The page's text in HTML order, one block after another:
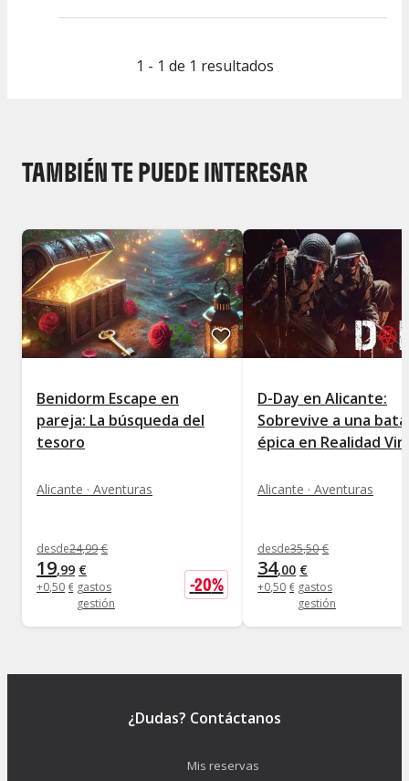
1 - 1 de 1 resultados
TAMBIÉN TE PUEDE INTERESAR
Benidorm Escape en
pareja: La búsqueda del
tesoro
Alicante · Aventuras
desde24,99 €
19,99 €
+0,50 € gastos
gestión
-20%
D-Day en Alicante:
Sobrevive a una
épica en Realidad
Alicante · Aventuras
desde35,50 €
34,00 €
+0,50 € gastos
gestión
¿Dudas? Contáctanos
Mis reservas